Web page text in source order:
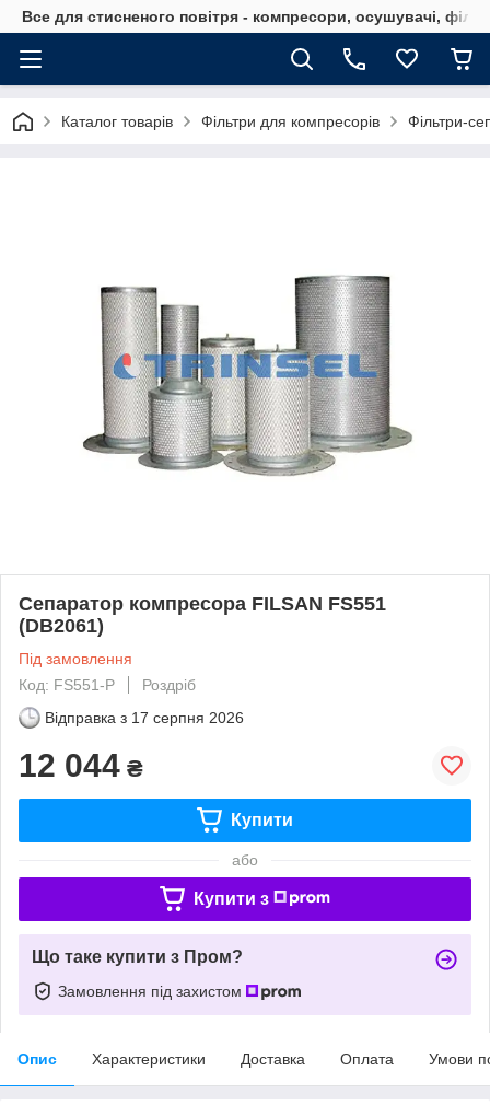
Все для стисненого повітря - компресори, осушувачі,
Каталог товарів Фільтри для компресорів Фільтри-
Сепаратор компресора FILSAN FS551
(DB2061)
Під замовлення
Код: FS551-P
Роздріб
Відправка з 17 серпня 2026
12 044 ₴
Купити
або
Купити з
Що таке купити з Пром?
Замовлення під захистом
Опис Характеристики Доставка Оплата Умови